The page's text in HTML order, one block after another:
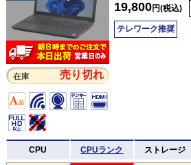
在庫 売り切れ
19,800円(税込)
テレワーク推奨
CPU CPUランク ストレージ